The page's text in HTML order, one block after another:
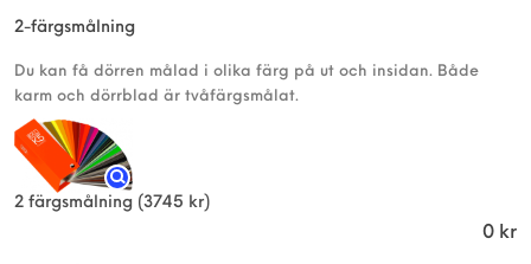
2-färgsmålning
Du kan få dörren målad i olika färg på ut och insidan. Både
karm och dörrblad är tvåfärgsmålat.
2 färgsmålning (3745 kr)
0 kr